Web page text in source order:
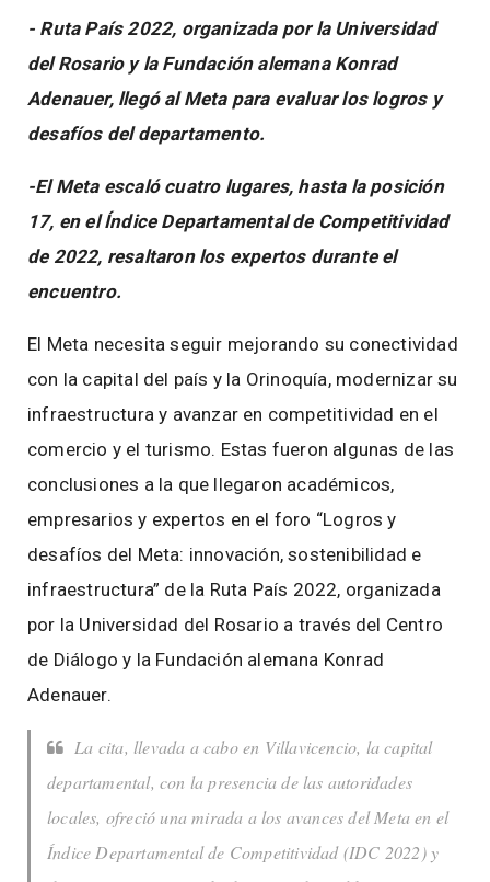
- Ruta País 2022, organizada por la Universidad
del Rosario y la Fundación alemana Konrad
Adenauer, llegó al Meta para evaluar los logros y
desafíos del departamento.
-El Meta escaló cuatro lugares, hasta la posición
17, en el Índice Departamental de Competitividad
de 2022, resaltaron los expertos durante el
encuentro.
El Meta necesita seguir mejorando su conectividad
con la capital del país y la Orinoquía, modernizar su
infraestructura y avanzar en competitividad en el
comercio y el turismo. Estas fueron algunas de las
conclusiones a la que llegaron académicos,
empresarios y expertos en el foro “Logros y
desafíos del Meta: innovación, sostenibilidad e
infraestructura” de la Ruta País 2022, organizada
por la Universidad del Rosario a través del Centro
de Diálogo y la Fundación alemana Konrad
Adenauer.
La cita, llevada a cabo en Villavicencio, la capital
departamental, con la presencia de las autoridades
locales, ofreció una mirada a los avances del Meta en el
Índice Departamental de Competitividad (IDC 2022) y